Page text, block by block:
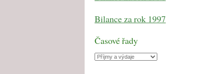
Bilance za rok 1997
Časové řady